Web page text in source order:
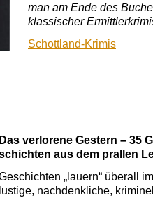
man am Ende des
klassischer
Schottland-Krimis
Das verlorene Gestern – 35
aus dem prallen
„lauern“ überall
lustige, nachdenkliche,